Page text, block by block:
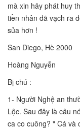
mà xin hãy phát huy
tiền nhân đã vạch ra
sủa hơn !
San Diego, Hè 2000
Hoàng Nguyễn
Bị chú :
1- Người Nghệ an
Lộc. Sau đây là câu
ca co cuông? " Cá và